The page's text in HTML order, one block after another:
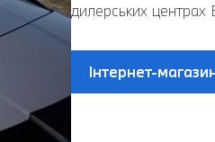
дилерських центрах
Інтернет-